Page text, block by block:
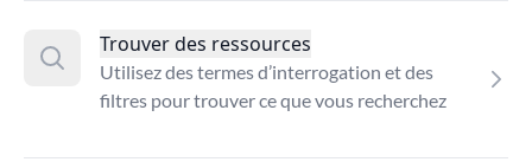
Trouver des ressources
Utilisez des termes d’interrogation et des
filtres pour trouver ce que vous recherchez